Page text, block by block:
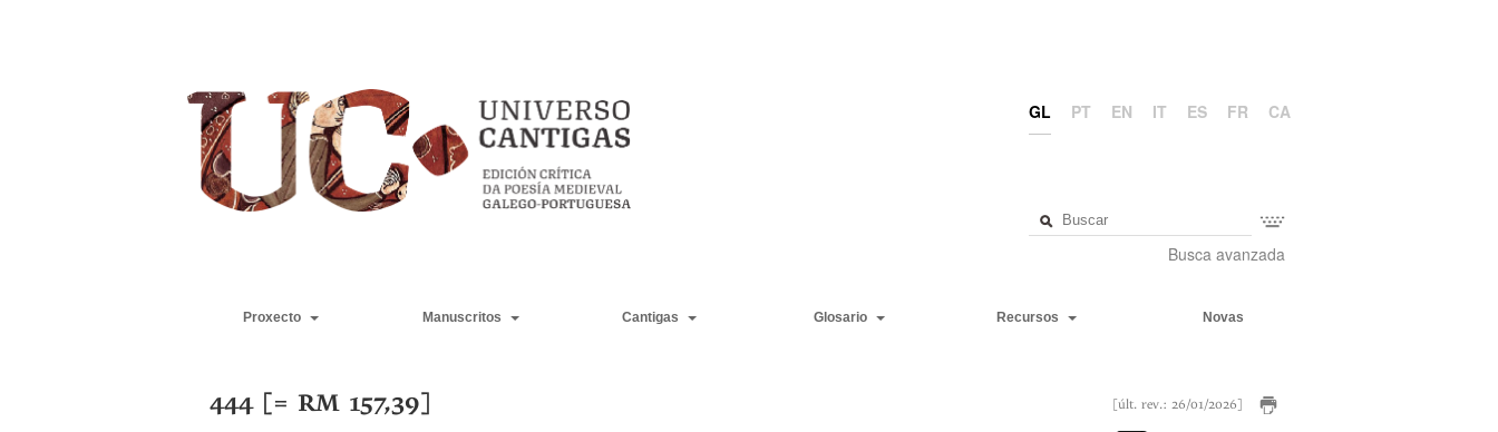
GL PT EN IT ES FR CA
Busca avanzada
Proxecto Manuscritos Cantigas Glosario Recursos Novas
[últ. rev.: 26/01/2026]
444 [= RM 157,39]